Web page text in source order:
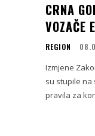
CRNA
VOZAČE
REGION
Izmjene
su stupile na
pravila za